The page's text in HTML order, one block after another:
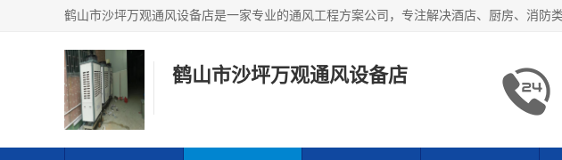
鹤山市沙坪万观通风设备店